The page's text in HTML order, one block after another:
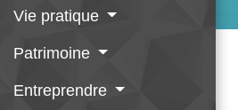
Vie pratique
Patrimoine
Entreprendre